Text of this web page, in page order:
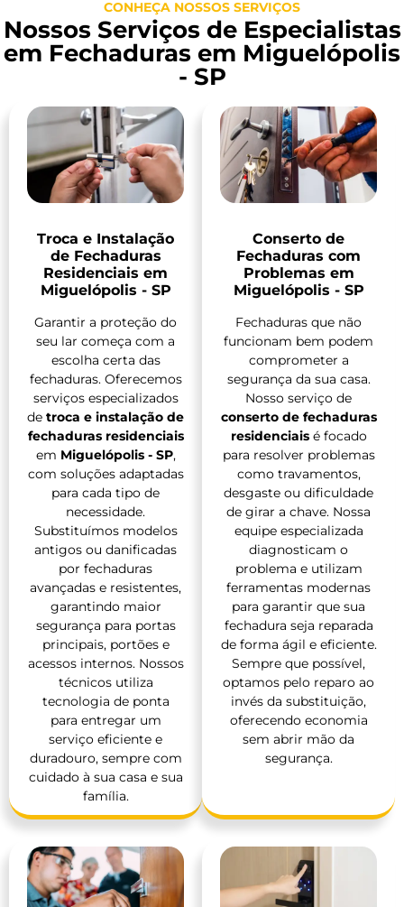
CONHEÇA NOSSOS SERVIÇOS
Nossos Serviços de Especialistas
em Fechaduras em Miguelópolis
- SP
Troca e Instalação
de Fechaduras
Residenciais em
Miguelópolis - SP
Garantir a proteção do
seu lar começa com a
escolha certa das
fechaduras. Oferecemos
serviços especializados
de troca e instalação de
fechaduras residenciais
em Miguelópolis - SP,
com soluções adaptadas
para cada tipo de
necessidade.
Substituímos modelos
antigos ou danificadas
por fechaduras
avançadas e resistentes,
garantindo maior
segurança para portas
principais, portões e
acessos internos. Nossos
técnicos utiliza
tecnologia de ponta
para entregar um
serviço eficiente e
duradouro, sempre com
cuidado à sua casa e sua
família.
Conserto de
Fechaduras com
Problemas em
Miguelópolis - SP
Fechaduras que não
funcionam bem podem
comprometer a
segurança da sua casa.
Nosso serviço de
conserto de fechaduras
residenciaisé focado
para resolver problemas
como travamentos,
desgaste ou dificuldade
de girar a chave. Nossa
equipe especializada
diagnosticam o
problema e utilizam
ferramentas modernas
para garantir que sua
fechadura seja reparada
de forma ágil e eficiente.
Sempre que possível,
optamos pelo reparo ao
invés da substituição,
oferecendo economia
sem abrir mão da
segurança.